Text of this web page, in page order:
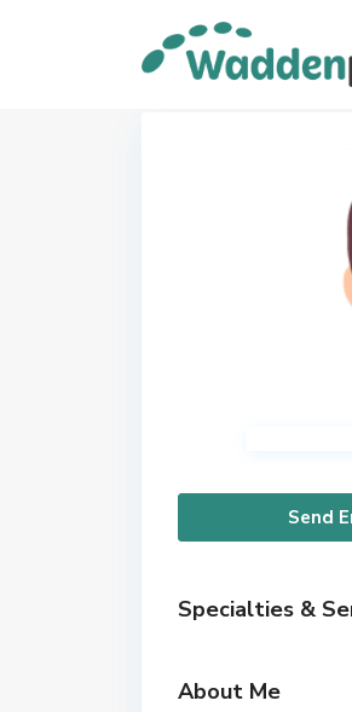
Send
Specialties &
About Me